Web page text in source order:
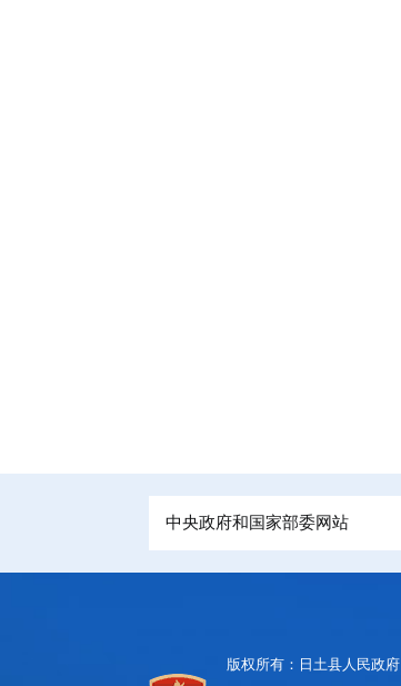
中央政府和国家部委网站
版权所有：日土县人民政府